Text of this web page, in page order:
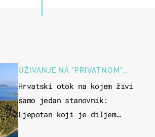
UŽIVANJE NA "PRIVATNOM"
OTOKU
Hrvatski otok na kojem živi
samo jedan stanovnik:
Ljepotan koji je diljem